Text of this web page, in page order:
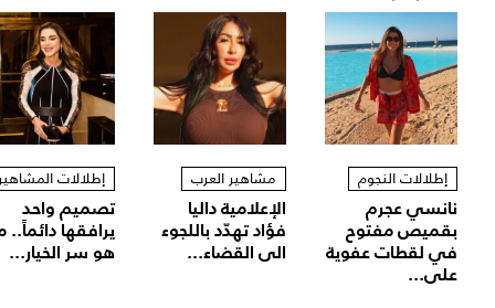
إطلالات النجوم
نانسي عجرم
بقميص مفتوح
في لقطات عفوية
على...
مشاهير العرب
الإعلامية داليا
فؤاد تهدّد باللجوء
الى القضاء...
إطلالات
تصميم واحد
يرافقها دائماً..
هو سر الخيار...